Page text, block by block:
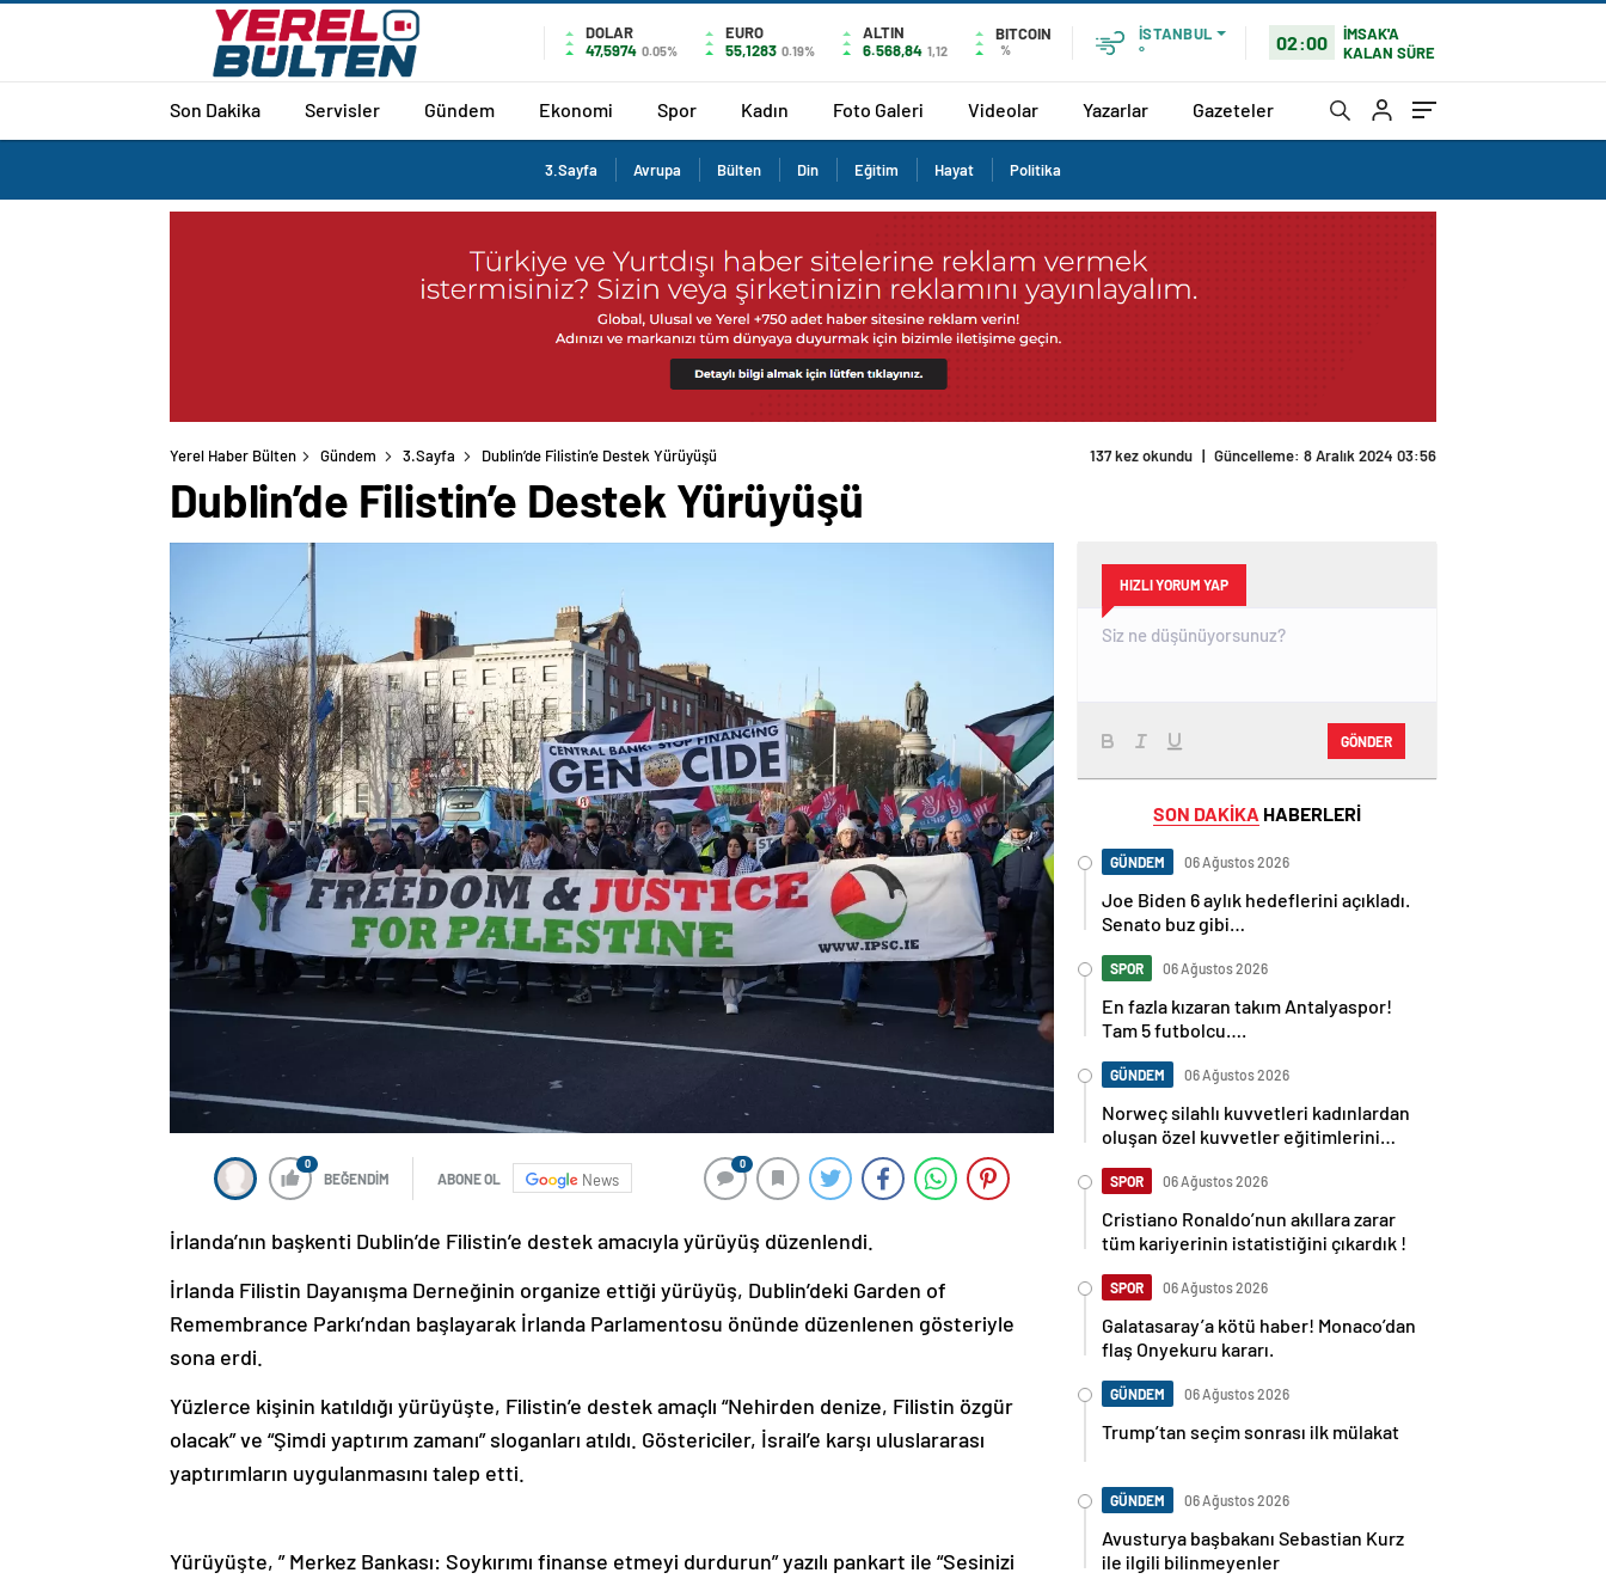
DOLAR
47,5974 0.05%
EURO
55,1283 0.19%
ALTIN
6.568,84 1,12
BITCOIN
%
İSTANBUL
°
02:00
İMSAK'A
KALAN SÜRE
Son Dakika Servisler Gündem Ekonomi Spor Kadın Foto Galeri Videolar Yazarlar Gazeteler
3.Sayfa Avrupa Bülten Din Eğitim Hayat Politika
Yerel Haber Bülten Gündem 3.Sayfa Dublin’de Filistin’e Destek Yürüyüşü
Dublin’de Filistin’e Destek Yürüyüşü
0
BEĞENDİM ABONE OL News
0
İrlanda’nın başkenti Dublin’de Filistin’e destek amacıyla yürüyüş düzenlendi.
İrlanda Filistin Dayanışma Derneğinin organize ettiği yürüyüş, Dublin’deki Garden of
Remembrance Parkı’ndan başlayarak İrlanda Parlamentosu önünde düzenlenen gösteriyle
sona erdi.
Yüzlerce kişinin katıldığı yürüyüşte, Filistin’e destek amaçlı “Nehirden denize, Filistin özgür
olacak” ve “Şimdi yaptırım zamanı” sloganları atıldı. Göstericiler, İsrail’e karşı uluslararası
yaptırımların uygulanmasını talep etti.
Yürüyüşte, ” Merkez Bankası: Soykırımı finanse etmeyi durdurun” yazılı pankart ile “Sesinizi
HIZLI YORUM YAP
GÖNDER
SON DAKİKA HABERLERİ
GÜNDEM 06 Ağustos 2026
Joe Biden 6 aylık hedeflerini açıkladı.
Senato buz gibi…
SPOR 06 Ağustos 2026
En fazla kızaran takım Antalyaspor!
Tam 5 futbolcu….
GÜNDEM 06 Ağustos 2026
Norweç silahlı kuvvetleri kadınlardan
oluşan özel kuvvetler eğitimlerini
SPOR 06 Ağustos 2026
Cristiano Ronaldo’nun akıllara zarar
tüm kariyerinin istatistiğini çıkardık !
SPOR 06 Ağustos 2026
Galatasaray’a kötü haber! Monaco’dan
flaş Onyekuru kararı.
GÜNDEM 06 Ağustos 2026
Trump’tan seçim sonrası ilk mülakat
GÜNDEM 06 Ağustos 2026
Avusturya başbakanı Sebastian Kurz
ile ilgili bilinmeyenler